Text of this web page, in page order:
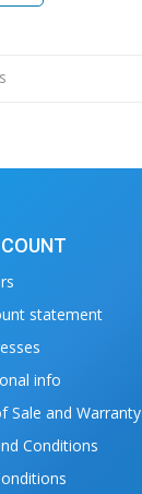
statement
info
Sale and Warranty
Conditions